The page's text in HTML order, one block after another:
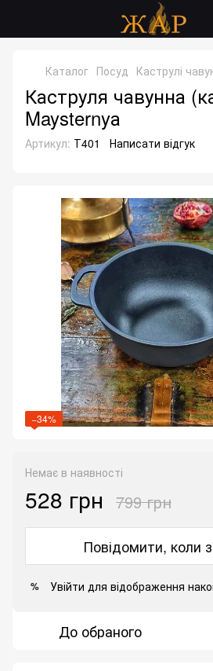
Каталог Посуд Каструлі
Каструля чавунна
Maysternyа
Артикул: Т401 Написати відгук
−34%
Немає в наявності
528 грн 799 грн
Повідомити, коли
% Увійти для відображення
До обраного